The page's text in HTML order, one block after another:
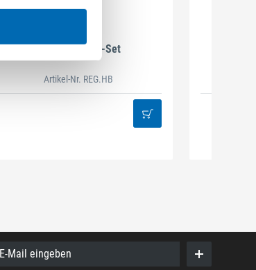
Holzbau Regal-Set
Artikel-Nr. REG.HB
E-Mail eingeben